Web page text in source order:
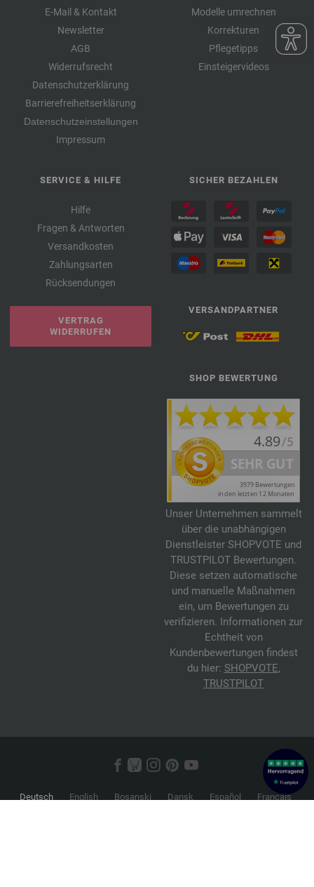
E-Mail & Kontakt
Newsletter
AGB
Widerrufsrecht
Datenschutzerklärung
Barrierefreiheitserklärung
Datenschutzeinstellungen
Impressum
Modelle umrechnen
Korrekturen
Pflegetipps
Einsteigervideos
SERVICE & HILFE
Hilfe
Fragen & Antworten
Versandkosten
Zahlungsarten
Rücksendungen
VERTRAG
WIDERRUFEN
SICHER BEZAHLEN
VERSANDPARTNER
SHOP BEWERTUNG
Unser Unternehmen sammelt
über die unabhängigen
Dienstleister SHOPVOTE und
TRUSTPILOT Bewertungen.
Diese setzen automatische
und manuelle Maßnahmen
ein, um Bewertungen zu
verifizieren. Informationen zur
Echtheit von
Kundenbewertungen findest
du hier: SHOPVOTE,
TRUSTPILOT
Deutsch English Bosanski Dansk Español
Français